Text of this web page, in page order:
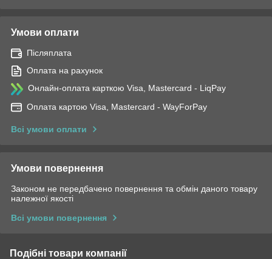
Умови оплати
Післяплата
Оплата на рахунок
Онлайн-оплата карткою Visa, Mastercard - LiqPay
Оплата картою Visa, Mastercard - WayForPay
Всі умови оплати
Умови повернення
Законом не передбачено повернення та обмін даного товару
належної якості
Всі умови повернення
Подібні товари компанії